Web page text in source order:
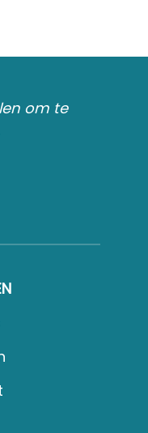
om te